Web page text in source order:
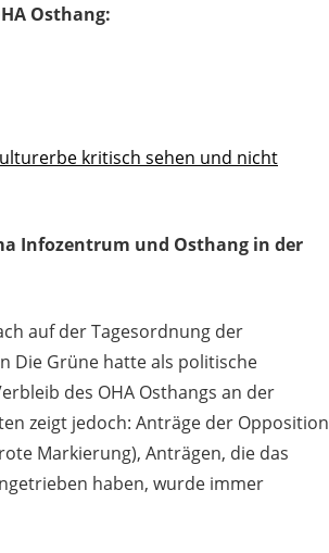
Osthang:
kritisch sehen und nicht
Infozentrum und Osthang in der
auf der Tagesordnung der
Die Grüne hatte als politische
des OHA Osthangs an der
zeigt jedoch: Anträge der Opposition
Markierung), Anträgen, die das
haben, wurde immer